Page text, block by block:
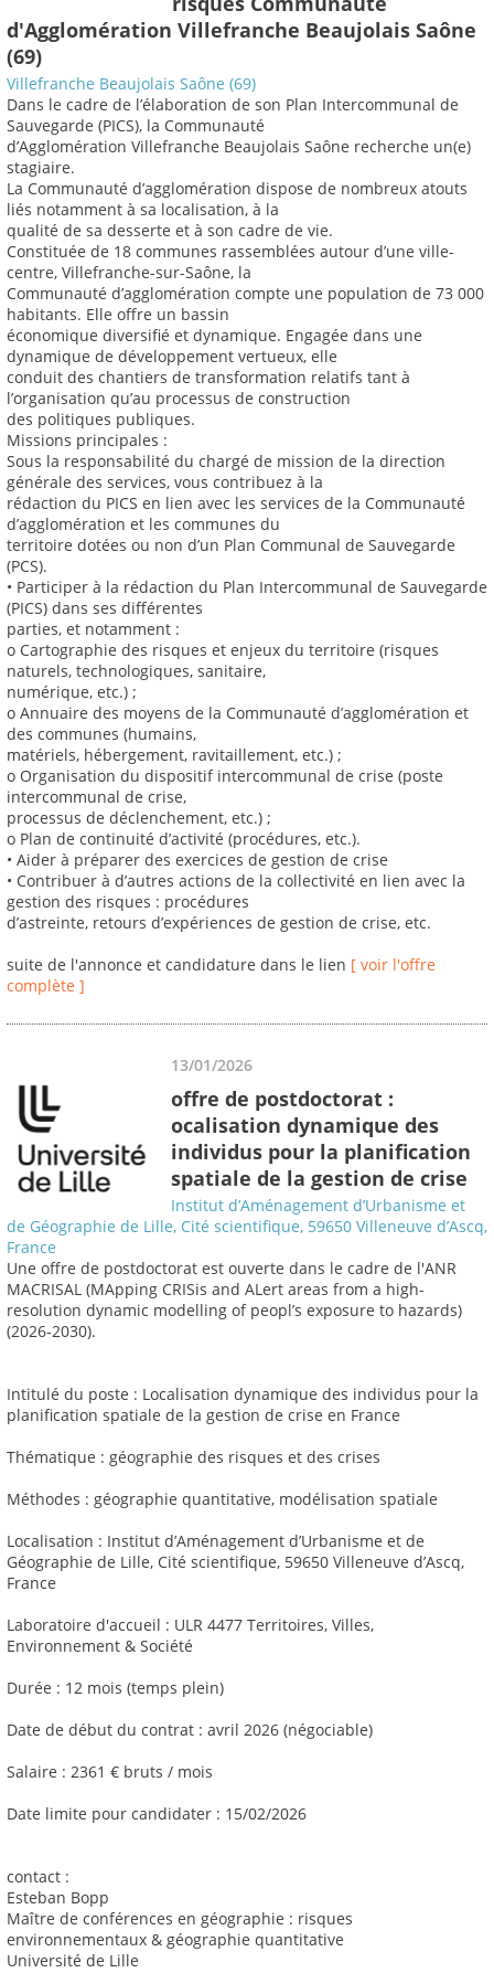
d'Agglomération Villefranche Beaujolais Saône
(69)
Villefranche Beaujolais Saône (69)
Dans le cadre de l’élaboration de son Plan Intercommunal de
Sauvegarde (PICS), la Communauté
d’Agglomération Villefranche Beaujolais Saône recherche un(e)
stagiaire.
La Communauté d’agglomération dispose de nombreux atouts
liés notamment à sa localisation, à la
qualité de sa desserte et à son cadre de vie.
Constituée de 18 communes rassemblées autour d’une ville-
centre, Villefranche-sur-Saône, la
Communauté d’agglomération compte une population de 73 000
habitants. Elle offre un bassin
économique diversifié et dynamique. Engagée dans une
dynamique de développement vertueux, elle
conduit des chantiers de transformation relatifs tant à
l’organisation qu’au processus de construction
des politiques publiques.
Missions principales :
Sous la responsabilité du chargé de mission de la direction
générale des services, vous contribuez à la
rédaction du PICS en lien avec les services de la Communauté
d’agglomération et les communes du
territoire dotées ou non d’un Plan Communal de Sauvegarde
(PCS).
• Participer à la rédaction du Plan Intercommunal de Sauvegarde
(PICS) dans ses différentes
parties, et notamment :
o Cartographie des risques et enjeux du territoire (risques
naturels, technologiques, sanitaire,
numérique, etc.) ;
o Annuaire des moyens de la Communauté d’agglomération et
des communes (humains,
matériels, hébergement, ravitaillement, etc.) ;
o Organisation du dispositif intercommunal de crise (poste
intercommunal de crise,
processus de déclenchement, etc.) ;
o Plan de continuité d’activité (procédures, etc.).
• Aider à préparer des exercices de gestion de crise
• Contribuer à d’autres actions de la collectivité en lien avec la
gestion des risques : procédures
d’astreinte, retours d’expériences de gestion de crise, etc.
suite de l'annonce et candidature dans le lien [ voir l'offre
complète ]
13/01/2026
offre de postdoctorat :
ocalisation dynamique des
individus pour la planification
spatiale de la gestion de crise
Institut d’Aménagement d’Urbanisme et
de Géographie de Lille, Cité scientifique, 59650 Villeneuve d’Ascq,
France
Une offre de postdoctorat est ouverte dans le cadre de l'ANR
MACRISAL (MApping CRISis and ALert areas from a high-
resolution dynamic modelling of peopl’s exposure to hazards)
(2026-2030).
Intitulé du poste : Localisation dynamique des individus pour la
planification spatiale de la gestion de crise en France
Thématique : géographie des risques et des crises
Méthodes : géographie quantitative, modélisation spatiale
Localisation : Institut d’Aménagement d’Urbanisme et de
Géographie de Lille, Cité scientifique, 59650 Villeneuve d’Ascq,
France
Laboratoire d'accueil : ULR 4477 Territoires, Villes,
Environnement & Société
Durée : 12 mois (temps plein)
Date de début du contrat : avril 2026 (négociable)
Salaire : 2361 € bruts / mois
Date limite pour candidater : 15/02/2026
contact :
Esteban Bopp
Maître de conférences en géographie : risques
environnementaux & géographie quantitative
Université de Lille